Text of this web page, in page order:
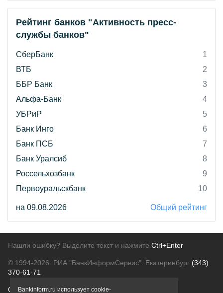
Рейтинг банков "Активность пресс-
службы банков"
СберБанк
1
ВТБ
2
ББР Банк
3
Альфа-Банк
4
УБРиР
5
Банк Инго
6
Банк ПСБ
7
Банк Уралсиб
8
Россельхозбанк
9
Первоуральскбанк
10
на 09.08.2026 Общий рейтинг
Нашли ошибку? Выделите текст и нажмите Ctrl+Enter
© 1994-2026. РИА "БанкИнформСервис". Екатеринбург (343)
370-61-71
О проектеПолитика конфиденциальности
Bankinform.ru использует cookie-